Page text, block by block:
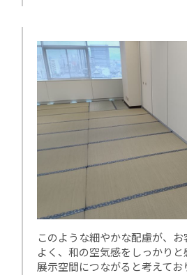
このような細やかな配慮が、
よく、和の空気感をしっかりと
展示空間につながると考えてお